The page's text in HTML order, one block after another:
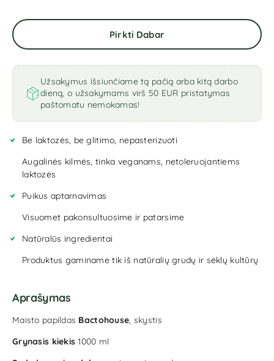
Pirkti Dabar
Užsakymus išsiunčiame tą pačią arba kitą darbo
dieną, o užsakymams virš 50 EUR pristatymas
paštomatu nemokamas!
Be laktozės, be glitimo, nepasterizuoti
Augalinės kilmės, tinka veganams, netoleruojantiems
laktozės
Puikus aptarnavimas
Visuomet pakonsultuosime ir patarsime
Natūralūs ingredientai
Produktus gaminame tik iš natūralių grudų ir sėklų kultūrų
Aprašymas
Maisto papildas Bactohouse, skystis
Grynasis kiekis1000 ml